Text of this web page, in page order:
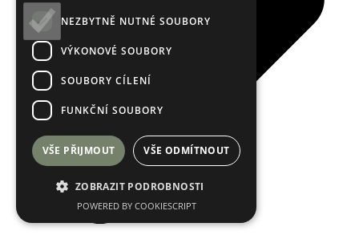
NEZBYTNĚ NUTNÉ SOUBORY
VÝKONOVÉ SOUBORY
SOUBORY CÍLENÍ
FUNKČNÍ SOUBORY
VŠE PŘIJMOUT VŠE ODMÍTNOUT
ZOBRAZIT PODROBNOSTI
POWERED BY COOKIESCRIPT